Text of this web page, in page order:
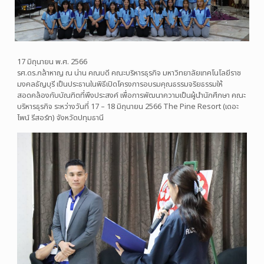
17 มิถุนายน พ.ศ. 2566
รศ.ดร.กล้าหาญ ณ น่าน คณบดี คณะบริหารธุรกิจ มหาวิทยาลัยเทคโนโลยีราช
มงคลธัญบุรี เป็นประธานในพิธีเปิดโครงการอบรมคุณธรรมจริยธรรมให้
สอดคล้องกับบัณฑิตที่พึงประสงค์ เพื่อการพัฒนาความเป็นผู้นำนักศึกษา คณะ
บริหารธุรกิจ ระหว่างวันที่ 17 – 18 มิถุนายน 2566 The Pine Resort (เดอะ
ไพน์ รีสอร์ท) จังหวัดปทุมธานี